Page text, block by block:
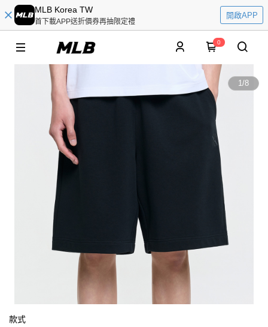
MLB Korea TW
首下載APP送折價券再抽限定禮
開啟APP
0
1/8
款式